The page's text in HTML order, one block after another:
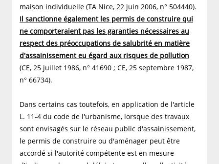
maison individuelle (TA Nice, 22 juin 2006, n° 504440).
Il sanctionne également les permis de construire qui
ne comporteraient pas les garanties nécessaires au
respect des préoccupations de salubrité en matière
d'assainissement eu égard aux risques de pollution
(CE, 25 juillet 1986, n° 41690 ; CE, 25 septembre 1987,
n° 66734).
Dans certains cas toutefois, en application de l'article
L. 11-4 du code de l'urbanisme, lorsque des travaux
sont envisagés sur le réseau public d'assainissement,
le permis de construire ou d'aménager peut être
accordé si l'autorité compétente est en mesure